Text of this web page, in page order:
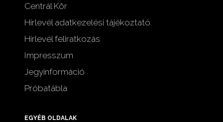
Centrál Kör
Hírlevél adatkezelési tájékoztató
Hírlevél feliratkozás
Impresszum
Jegyinformáció
Próbatábla
EGYÉB OLDALAK